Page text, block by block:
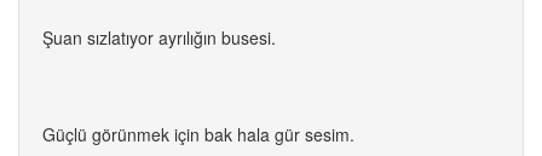
Şuan sızlatıyor ayrılığın busesi.
Güçlü görünmek için bak hala gür sesim.